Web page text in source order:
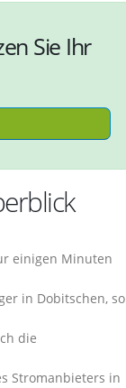
Sie Ihr
einigen Minuten
in Dobitschen, so
die
Stromanbieters in